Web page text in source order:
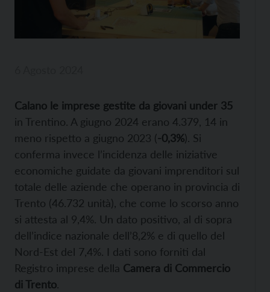
Calano le imprese gestite da giovani under 35
in Trentino. A giugno 2024 erano 4.379, 14 in
meno rispetto a giugno 2023 (-0,3%). Si
conferma invece l’incidenza delle iniziative
economiche guidate da giovani imprenditori sul
totale delle aziende che operano in provincia di
Trento (46.732 unità), che come lo scorso anno
si attesta al 9,4%. Un dato positivo, al di sopra
dell’indice nazionale dell’8,2% e di quello del
Nord-Est del 7,4%. I dati sono forniti dal
Registro imprese della Camera di Commercio
di Trento.